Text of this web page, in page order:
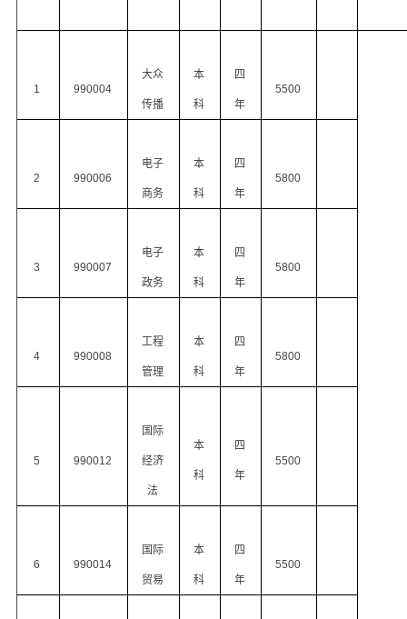
1 990004
大众
传播
本
科
四
年
5500
2 990006
电子
商务
本
科
四
年
5800
3 990007
电子
政务
本
科
四
年
5800
4 990008
工程
管理
本
科
四
年
5800
5 990012
国际
经济
法
本
科
四
年
5500
6 990014
国际
贸易
本
科
四
年
5500